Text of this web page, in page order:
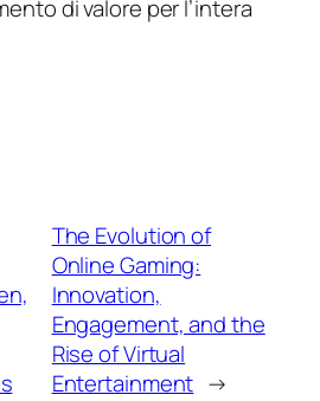
di valore per l’intera
The Evolution of
Online Gaming:
Innovation,
Engagement, and the
Rise of Virtual
Entertainment →